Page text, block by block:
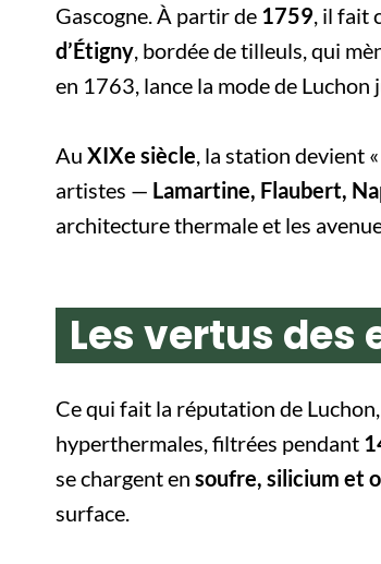
Gascogne. À partir de 1759, il fait
d’Étigny, bordée de tilleuls, qui
en 1763, lance la mode de Luchon
Au XIXe siècle, la station devient «
artistes — Lamartine, Flaubert,
architecture thermale et les
Les vertus des
Ce qui fait la réputation de Luchon,
hyperthermales, filtrées pendant
se chargent en soufre, silicium et
surface.